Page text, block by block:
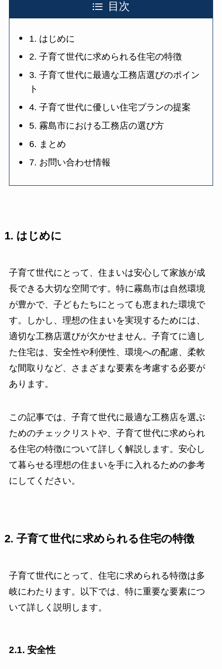
目次
1. はじめに
2. 子育て世代に求められる住宅の特徴
3. 子育て世代に最適な工務店選びのポイン
ト
4. 子育て世代に優しい住宅プランの提案
5. 霧島市における工務店の選び方
6. まとめ
7. お問い合わせ情報
1. はじめに
子育て世代にとって、住まいは安心して家族が成
長できる大切な空間です。特に霧島市は自然環境
が豊かで、子どもたちにとっても恵まれた環境で
す。しかし、理想の住まいを実現するためには、
適切な工務店選びが欠かせません。子育てに適し
た住宅は、安全性や利便性、環境への配慮、柔軟
な間取りなど、さまざまな要素を考慮する必要が
あります。
この記事では、子育て世代に最適な工務店を選ぶ
ためのチェックリストや、子育て世代に求められ
る住宅の特徴について詳しく解説します。安心し
て暮らせる理想の住まいを手に入れるための参考
にしてください。
2. 子育て世代に求められる住宅の特徴
子育て世代にとって、住宅に求められる特徴は多
岐にわたります。以下では、特に重要な要素につ
いて詳しく説明します。
2.1. 安全性